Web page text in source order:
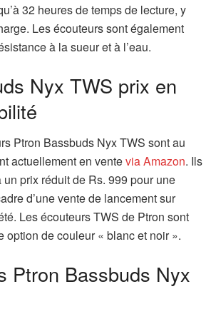
32 heures de temps de lecture, y
Les écouteurs sont également
à la sueur et à l’eau.
Nyx TWS prix en
Ptron Bassbuds Nyx TWS sont au
actuellement en ventevia Amazon. Ils
prix réduit de Rs. 999 pour une
d’une vente de lancement sur
Les écouteurs TWS de Ptron sont
option de couleur « blanc et noir ».
Ptron Bassbuds Nyx